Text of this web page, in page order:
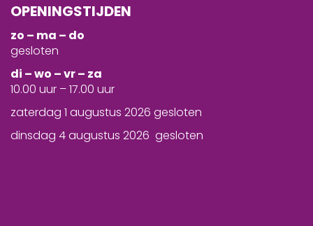
OPENINGSTIJDEN
zo – ma – do
gesloten
di – wo – vr – za
10.00 uur – 17.00 uur
zaterdag 1 augustus 2026 gesloten
dinsdag 4 augustus 2026 gesloten